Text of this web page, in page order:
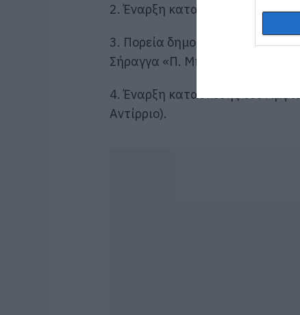
2.Έναρξη κατασκευής της
3. Πορεία δημοπράτησης της
Σήραγγα «Π. Μπακογιάννη
4. Έναρξη κατασκευής του
Αντίρριο).